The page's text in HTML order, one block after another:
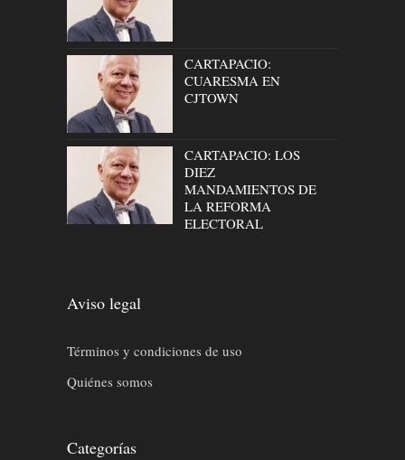
CARTAPACIO:
CUARESMA EN
CJTOWN
CARTAPACIO: LOS
DIEZ
MANDAMIENTOS DE
LA REFORMA
ELECTORAL
Aviso legal
Términos y condiciones de uso
Quiénes somos
Categorías